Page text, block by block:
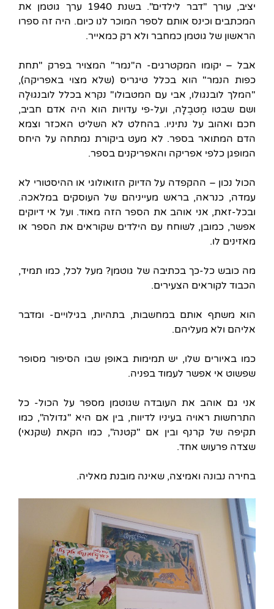
יציב, עורך "דבר לילדים". בשנת 1940 ערך גוטמן את
המכתבים וכינס אותם לספר המוכר לנו כיום. היה זה ספרו
הראשון של גוטמן כמחבר ולא רק כמאייר.
אבל – יקומו המקטרגים- ה"נמר" המצויר בפרק "תחת
כפות הנמר" הוא בכלל טיגריס (שלא מצוי באפריקה),
"המלך לובנגולו, אבי עם המטבולו" נקרא בכלל לובנגוּלָה
ושם שבטו מֶטבֶלָה, ועל-פי עדויות הוא היה אדם חביב,
חכם ואהוב על נתיניו. בהחלט לא השליט האכזר וצמא
הדם המתואר בספר. לא מעט ביקורת נמתחה על היחס
המופגן כלפי אפריקה והאפריקנים בספר.
הכול נכון – ההקפדה על הדיוק הזואולוגי או ההיסטורי לא
עמדה, כנראה, בראש מעייניהם של העוסקים במלאכה.
ובכל-זאת, אני אוהב את הספר הזה מאוד. ועל אי דיוקים
אפשר, כמובן, לשוחח עם הילדים שקוראים את הספר או
מאזינים לו.
מה כובש כל-כך בכתיבה של גוטמן? מעל לכל, כמו תמיד,
הכבוד לקוראים הצעירים.
הוא משתף אותם במחשבות, בתהיות, בגילויים- ומדבר
אליהם ולא מעליהם.
כמו באיורים שלו, יש תמימות באופן שבו הסיפור מסופר
שפשוט אי אפשר לעמוד בפניה.
אני גם אוהב את העובדה שגוטמן מספר על הכול- כל
התרחשות ראויה בעיניו לדיווח, בין אם היא "גדולה", כמו
תקיפה של קרנף ובין אם "קטנה", כמו הקאת (שקנאי)
שצדה פרעוש אחד.
בחירה נבונה ואמיצה, שאינה מובנת מאליה.